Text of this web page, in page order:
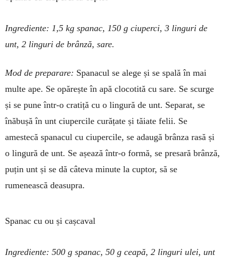
Ingrediente: 1,5 kg spanac, 150 g ciuperci, 3 lin­guri de
unt, 2 linguri de brânză, sare.
Mod de preparare: Spa­na­cul se alege și se spală în mai
mul­te ape. Se opărește în apă clo­cotită cu sare. Se scurge
și se pune într-o cratiță cu o lin­gură de unt. Separat, se
înăbușă în unt ciupercile curățate și tă­iate felii. Se
amestecă spanacul cu ciupercile, se adaugă brânza rasă și
o lingură de unt. Se așează într-o formă, se presară brânză,
puțin unt și se dă câteva minute la cuptor, să se
rumenească deasupra.
Spanac cu ou și cașcaval
Ingrediente: 500 g spanac, 50 g ceapă, 2 lin­guri ulei, unt